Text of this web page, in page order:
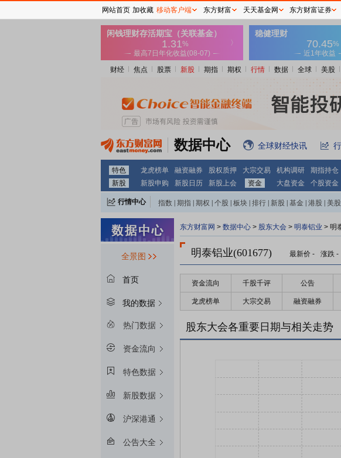
财经 焦点 股票 新股 期指 期权 行情 数据 全球 美股
数据中心 全球财经快讯
特色 龙虎榜单 融资融券 股权质押 大宗交易 机构调研 期指持仓
新股
新股申购 新股日历 新股上会 资金 大盘资金 个股资金
行情中心 指数 期指 期权 个股 板块 排行 新股 基金 港股 美股
全景图
首页
我的数据
热门数据
资金流向
特色数据
新股数据
沪深港通
公告大全
东方财富网 > 数据中心 > 股东大会 > 明泰铝业 > 明
明泰铝业(601677) 最新价 - 涨跌 -
资金流向 千股千评 公告
龙虎榜单 大宗交易 融资融券
股东大会各重要日期与相关走势
网站首页 加收藏 移动客户端 东方财富 天天基金网 东方财富证券